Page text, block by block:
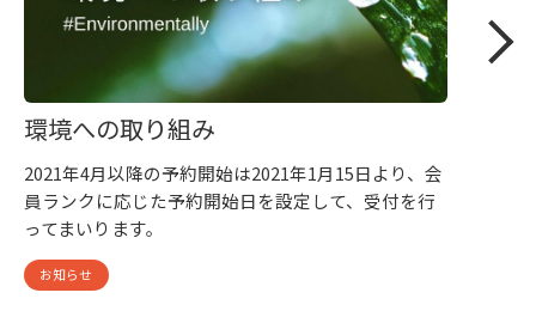
環境への取り組み
2021年4月以降の予約開始は2021年1月15日より、会
員ランクに応じた予約開始日を設定して、受付を行
ってまいります。
お知らせ